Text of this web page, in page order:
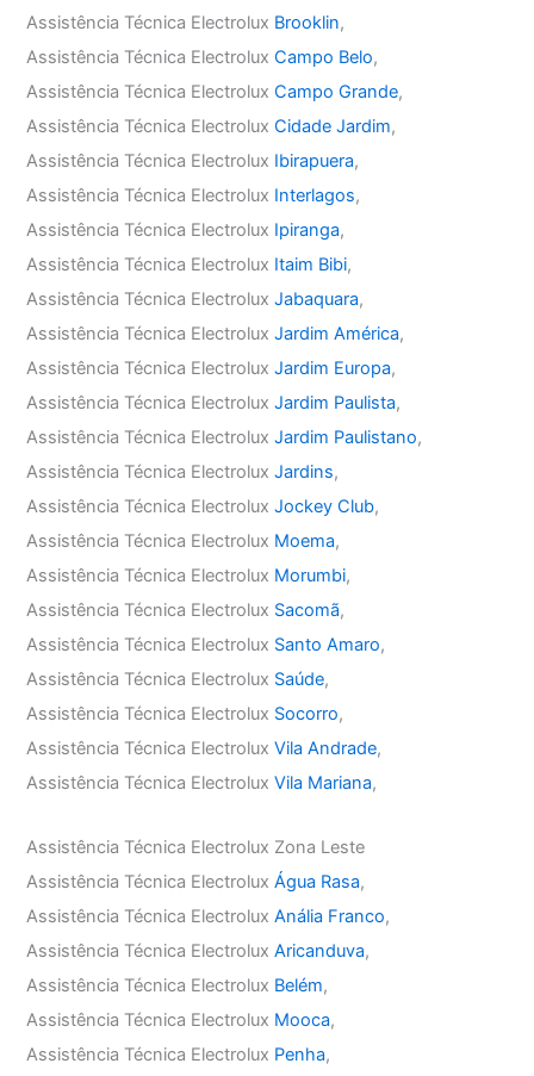
Assistência Técnica Electrolux Brooklin,
Assistência Técnica ElectroluxCampo Belo,
Assistência Técnica ElectroluxCampo Grande,
Assistência Técnica ElectroluxCidade Jardim,
Assistência Técnica Electrolux Ibirapuera,
Assistência Técnica Electrolux Interlagos,
Assistência Técnica Electrolux Ipiranga,
Assistência Técnica Electrolux Itaim Bibi,
Assistência Técnica ElectroluxJabaquara,
Assistência Técnica ElectroluxJardim América,
Assistência Técnica ElectroluxJardim Europa,
Assistência Técnica ElectroluxJardim Paulista,
Assistência Técnica ElectroluxJardim Paulistano,
Assistência Técnica ElectroluxJardins,
Assistência Técnica ElectroluxJockey Club,
Assistência Técnica Electrolux Moema,
Assistência Técnica Electrolux Morumbi,
Assistência Técnica Electrolux Sacomã,
Assistência Técnica Electrolux Santo Amaro,
Assistência Técnica Electrolux Saúde,
Assistência Técnica Electrolux Socorro,
Assistência Técnica ElectroluxVila Andrade,
Assistência Técnica ElectroluxVila Mariana,
Assistência Técnica Electrolux Zona Leste
Assistência Técnica ElectroluxÁgua Rasa,
Assistência Técnica ElectroluxAnália Franco,
Assistência Técnica ElectroluxAricanduva,
Assistência Técnica Electrolux Belém,
Assistência Técnica Electrolux Mooca,
Assistência Técnica Electrolux Penha,